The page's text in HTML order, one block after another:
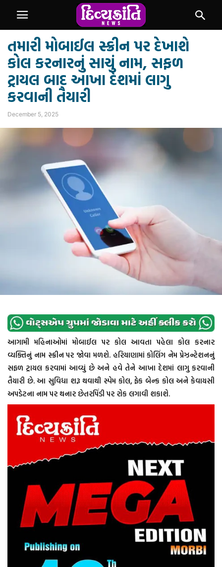
તમારી મોબાઈલ સ્ક્રીન પર દેખાશે
કોલ કરનારનું સાચું નામ, સફળ
ટ્રાયલ બાદ આખા દેશમાં લાગુ
કરવાની તૈયારી
December 5, 2025
આગામી મહિનાઓમાં મોબાઈલ પર કોલ આવતા પહેલા કોલ કરનાર
વ્યક્તિનું નામ સ્ક્રીન પર જોવા મળશે. હરિયાણામાં કોલિંગ નેમ પ્રેઝન્ટેશનનું
સફળ ટ્રાયલ કરવામાં આવ્યું છે અને હવે તેને આખા દેશમાં લાગુ કરવાની
તૈયારી છે. આ સુવિધા શરૂ થવાથી સ્પેમ કોલ, ફેક બેન્ક કોલ અને કેવાયસી
અપડેટના નામ પર થનાર છેતરપિંડી પર રોક લગાવી શકાશે.